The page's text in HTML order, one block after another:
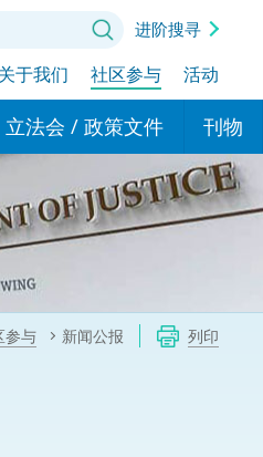
进阶搜寻
关于我们 社区参与 活动
立法会 / 政策文件
现行政策措施
政策文件
特别财务委员会
刊物
基本
民事
参与 新闻公报 列印